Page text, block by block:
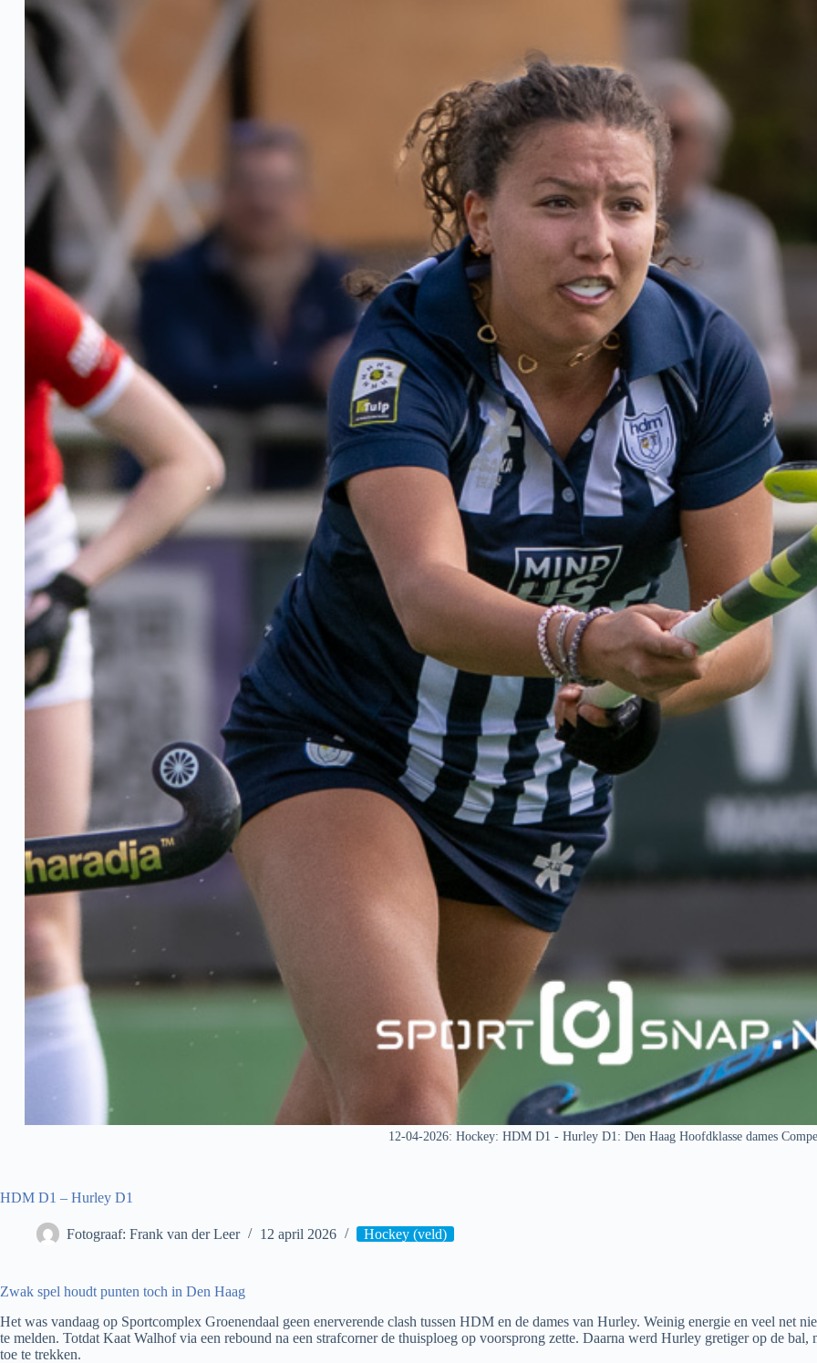
12-04-2026: Hockey: HDM D1 - Hurley D1: Den Haag Hoofdklasse dames
HDM D1 – Hurley D1
Fotograaf: Frank van der Leer 12 april 2026 Hockey (veld)
Zwak spel houdt punten toch in Den Haag
Het was vandaag op Sportcomplex Groenendaal geen enerverende clash tussen HDM en de dames van Hurley. Weinig energie en veel net
te melden. Totdat Kaat Walhof via een rebound na een strafcorner de thuisploeg op voorsprong zette. Daarna werd Hurley gretiger op de
toe te trekken.